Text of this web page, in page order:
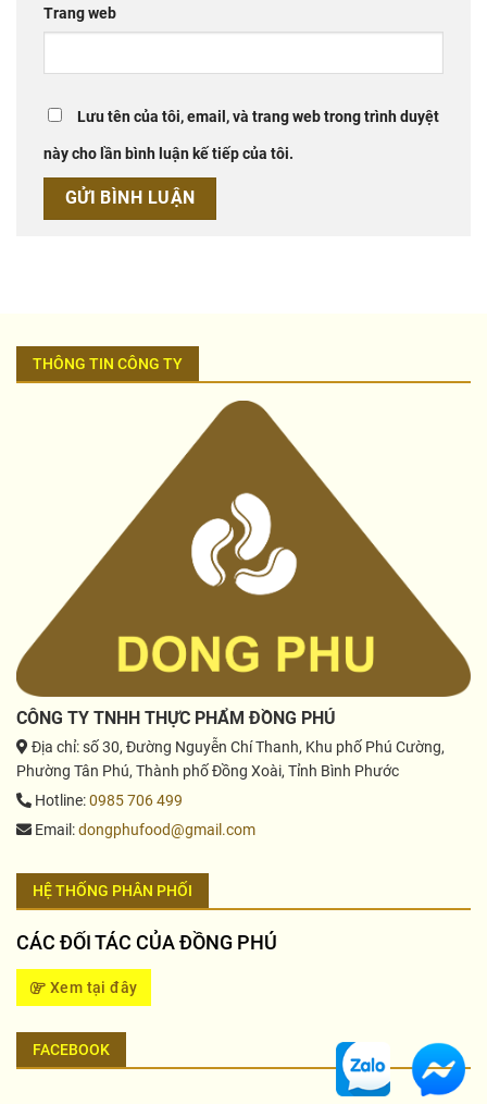
Trang web
Lưu tên của tôi, email, và trang web trong trình duyệt
này cho lần bình luận kế tiếp của tôi.
THÔNG TIN CÔNG TY
CÔNG TY TNHH THỰC PHẨM ĐỒNG PHÚ
Địa chỉ: số 30, Đường Nguyễn Chí Thanh, Khu phố Phú Cường,
Phường Tân Phú, Thành phố Đồng Xoài, Tỉnh Bình Phước
Hotline:0985 706 499
Email :dongphufood@gmail.com
HỆ THỐNG PHÂN PHỐI
CÁC ĐỐI TÁC CỦA ĐỒNG PHÚ
Xem tại đây
FACEBOOK